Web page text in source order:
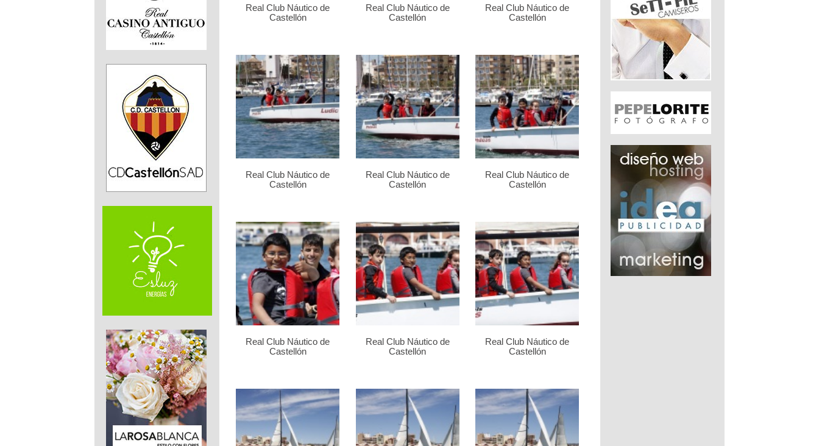
Real Club Náutico de
Castellón
Real Club Náutico de
Castellón
Real Club Náutico de
Castellón
Real Club Náutico de
Castellón
Real Club Náutico de
Castellón
Real Club Náutico de
Castellón
Real Club Náutico de
Castellón
Real Club Náutico de
Castellón
Real Club Náutico de
Castellón